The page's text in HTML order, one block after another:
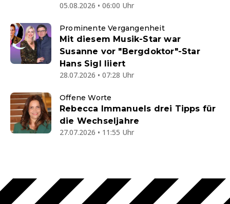
05.08.2026 • 06:00 Uhr
Prominente Vergangenheit
Mit diesem Musik-Star war
Susanne vor "Bergdoktor"-Star
Hans Sigl liiert
28.07.2026 • 07:28 Uhr
Offene Worte
Rebecca Immanuels drei Tipps für
die Wechseljahre
27.07.2026 • 11:55 Uhr